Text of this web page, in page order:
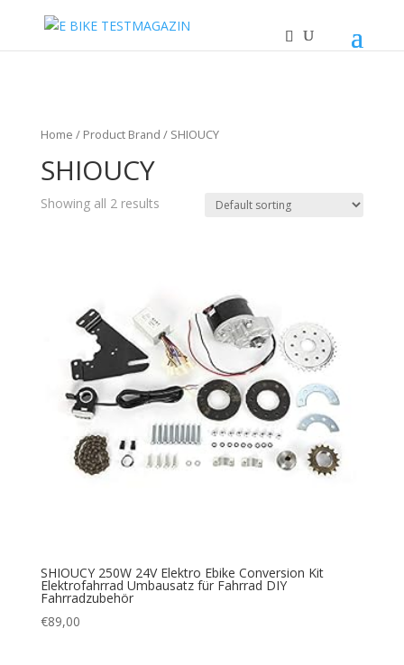
Home / Product Brand / SHIOUCY
SHIOUCY
Showing all 2 results
SHIOUCY 250W 24V Elektro Ebike Conversion Kit
Elektrofahrrad Umbausatz für Fahrrad DIY
Fahrradzubehör
€89,00